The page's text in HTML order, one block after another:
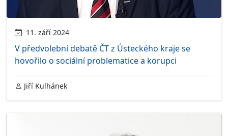
11. září 2024
V předvolební debatě ČT z Ústeckého kraje se
hovořilo o sociální problematice a korupci
Jiří Kulhánek